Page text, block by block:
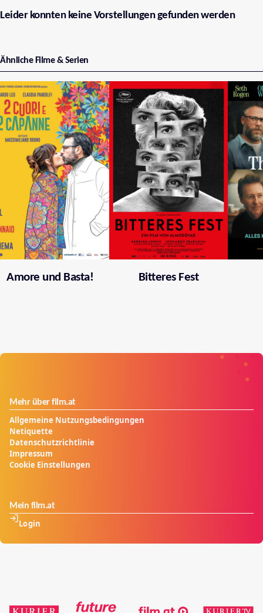
Leider konnten keine Vorstellungen gefunden werden
Ähnliche Filme & Serien
Amore und Basta! Bitteres Fest
Mehr über film.at
Allgemeine Nutzungsbedingungen
Netiquette
Datenschutzrichtlinie
Impressum
Cookie Einstellungen
Mein film.at
Login